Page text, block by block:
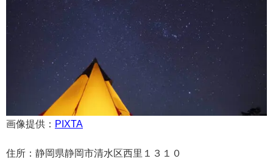
画像提供： PIXTA
住所：静岡県静岡市清水区西里１３１０